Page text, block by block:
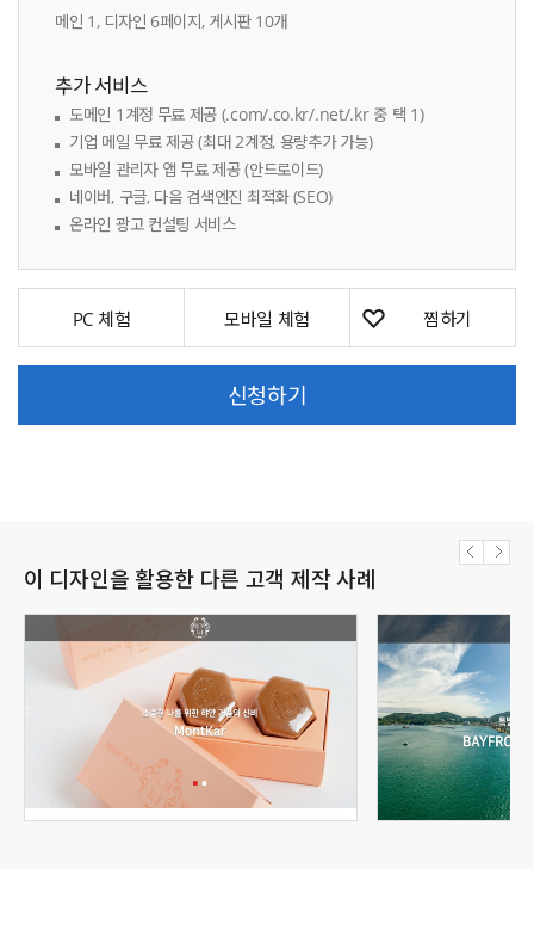
메인 1, 디자인 6페이지, 게시판 10개
추가 서비스
도메인 1계정 무료 제공 (.com/.co.kr/.net/.kr 중 택 1)
기업 메일 무료 제공 (최대 2계정, 용량추가 가능)
모바일 관리자 앱 무료 제공 (안드로이드)
네이버, 구글, 다음 검색엔진 최적화 (SEO)
온라인 광고 컨설팅 서비스
PC 체험 모바일 체험
신청하기
이 디자인을 활용한 다른 고객 제작 사례